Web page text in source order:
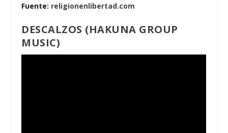
Fuente: religionenlibertad.com
DESCALZOS (HAKUNA GROUP
MUSIC)